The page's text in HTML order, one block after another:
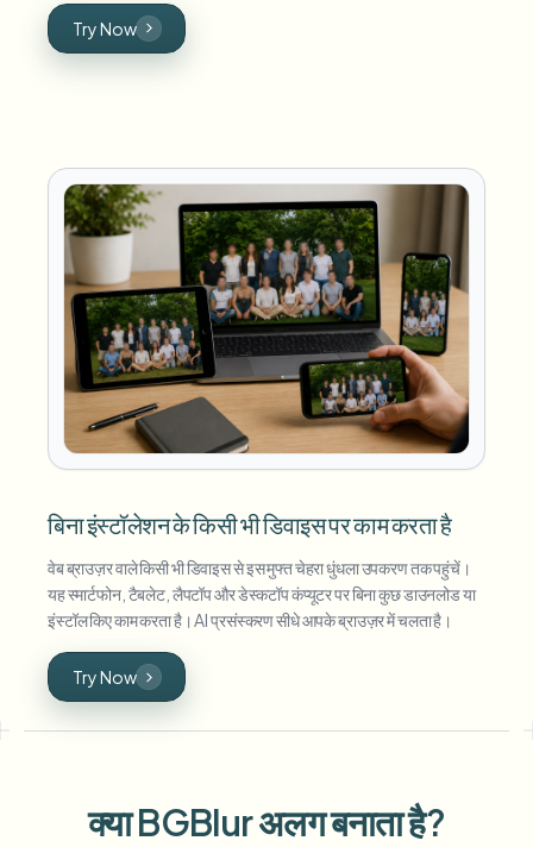
Try Now
बिना इंस्टॉलेशन के किसी भी डिवाइस पर काम करता है
वेब ब्राउज़र वाले किसी भी डिवाइस से इस मुफ्त चेहरा धुंधला उपकरण तक पहुंचें।
यह स्मार्टफोन, टैबलेट, लैपटॉप और डेस्कटॉप कंप्यूटर पर बिना कुछ डाउनलोड या
इंस्टॉल किए काम करता है। AI प्रसंस्करण सीधे आपके ब्राउज़र में चलता है।
Try Now
क्या BGBlur अलग बनाता है?